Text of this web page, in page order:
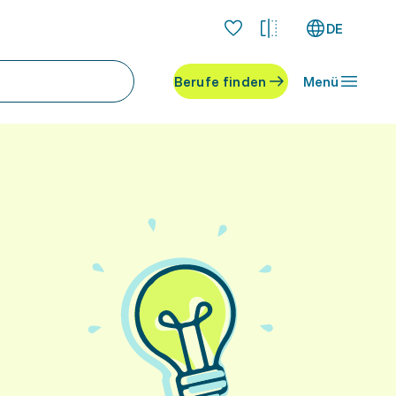
DE
Berufe finden Menü